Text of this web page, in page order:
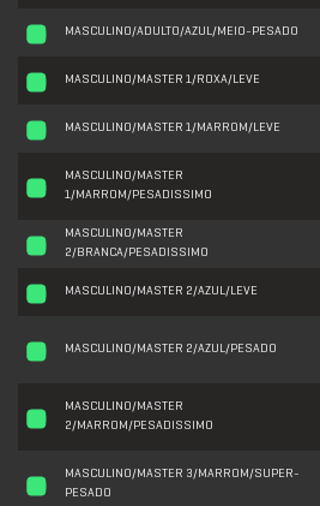
MASCULINO/ADULTO/AZUL/MEIO-PESADO
MASCULINO/MASTER 1/ROXA/LEVE
MASCULINO/MASTER 1/MARROM/LEVE
MASCULINO/MASTER
1/MARROM/PESADISSIMO
MASCULINO/MASTER
2/BRANCA/PESADISSIMO
MASCULINO/MASTER 2/AZUL/LEVE
MASCULINO/MASTER 2/AZUL/PESADO
MASCULINO/MASTER
2/MARROM/PESADISSIMO
MASCULINO/MASTER 3/MARROM/SUPER-
PESADO